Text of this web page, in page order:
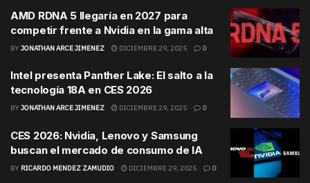
AMD RDNA 5 llegaría en 2027 para
competir frente a Nvidia en la gama alta
BY JONATHAN ARCE JIMENEZ DICIEMBRE 29, 2025 0
Intel presenta Panther Lake: El salto a la
tecnología 18A en CES 2026
BY JONATHAN ARCE JIMENEZ DICIEMBRE 29, 2025 0
CES 2026: Nvidia, Lenovo y Samsung
buscan el mercado de consumo de IA
BY RICARDO MENDEZ ZAMUDIO DICIEMBRE 29, 2025 0